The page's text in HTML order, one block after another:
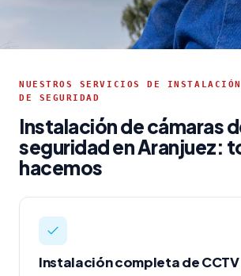
NUESTROS SERVICIOS DE
DE SEGURIDAD
Instalación de cámaras
seguridad en Aranjuez:
hacemos
Instalación completa de CCTV